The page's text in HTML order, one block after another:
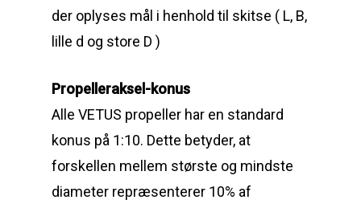
der oplyses mål i henhold til skitse ( L, B,
lille d og store D )
Propelleraksel-konus
Alle VETUS propeller har en standard
konus på 1:10. Dette betyder, at
forskellen mellem største og mindste
diameter repræsenterer 10% af